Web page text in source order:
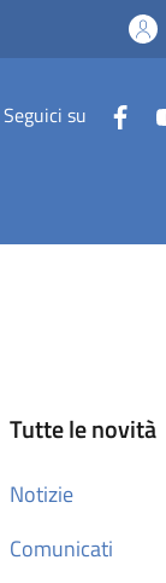
Seguici su
Tutte le novità
Notizie
Comunicati